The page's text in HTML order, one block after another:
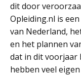
dit door
Opleiding.nl is
van Nederland,
en het plannen
dat in dit voorjaar
hebben veel